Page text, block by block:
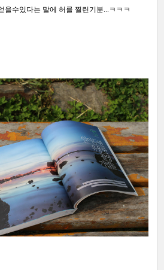
을수있다는 말에 허를 찔린기분...ㅋㅋㅋ